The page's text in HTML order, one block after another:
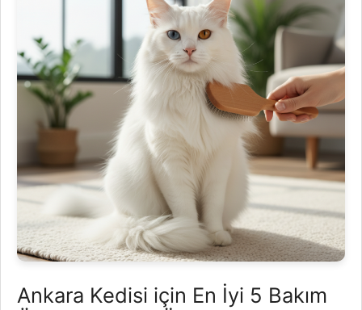
Ankara Kedisi için En İyi 5 Bakım